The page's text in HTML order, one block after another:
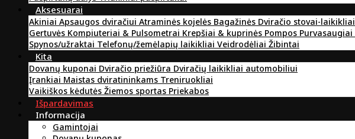
Aksesuarai
Akiniai Apsaugos dviračiui Atraminės kojelės Bagažinės Dviračio stovai-laikikliai
Gertuvės Kompiuteriai & Pulsometrai Krepšiai & kuprinės Pompos Purvasaugiai
Spynos/užraktai Telefonų/žemėlapių laikikliai Veidrodėliai Žibintai
Kita
Dovanų kuponai Dviračio priežiūra Dviračių laikikliai automobiliui
Įrankiai Maistas dviratininkams Treniruokliai
Vaikiškos kėdutės Žiemos sportas Priekabos
Išpardavimas
Informacija
Gamintojai